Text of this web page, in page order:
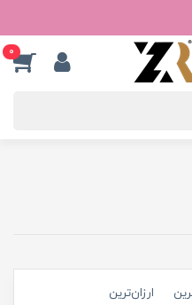
0
ارزان‌ترین